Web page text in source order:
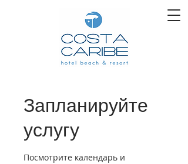
Запланируйте
услугу
Посмотрите календарь и